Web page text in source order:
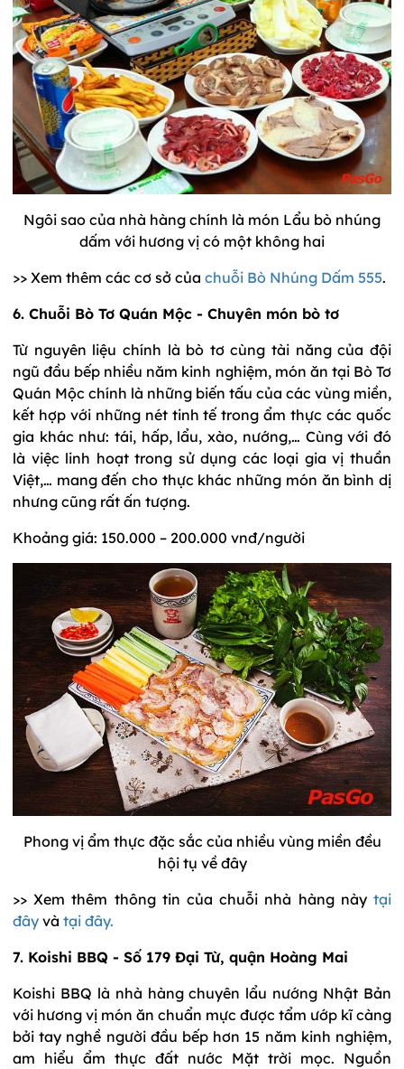
Ngôi sao của nhà hàng chính là món Lẩu bò nhúng
dấm với hương vị có một không hai
>> Xem thêm các cơ sở của chuỗi Bò Nhúng Dấm 555.
6. Chuỗi Bò Tơ Quán Mộc - Chuyên món bò tơ
Từ nguyên liệu chính là bò tơ cùng tài năng của đội
ngũ đầu bếp nhiều năm kinh nghiệm, món ăn tại Bò Tơ
Quán Mộc chính là những biến tấu của các vùng miền,
kết hợp với những nét tinh tế trong ẩm thực các quốc
gia khác như: tái, hấp, lẩu, xào, nướng,… Cùng với đó
là việc linh hoạt trong sử dụng các loại gia vị thuần
Việt,… mang đến cho thực khác những món ăn bình dị
nhưng cũng rất ấn tượng.
Khoảng giá: 150.000 – 200.000 vnđ/người
Phong vị ẩm thực đặc sắc của nhiều vùng miền đều
hội tụ về đây
>> Xem thêm thông tin của chuỗi nhà hàng nàytại
đây và tại đây.
7. Koishi BBQ - Số 179 Đại Từ, quận Hoàng Mai
Koishi BBQ là nhà hàng chuyên lẩu nướng Nhật Bản
với hương vị món ăn chuẩn mực được tẩm ướp kĩ càng
bởi tay nghề người đầu bếp hơn 15 năm kinh nghiệm,
am hiểu ẩm thực đất nước Mặt trời mọc. Nguồn